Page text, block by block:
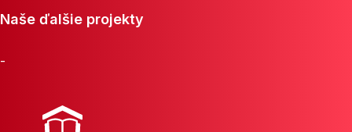
Naše ďalšie projekty
-